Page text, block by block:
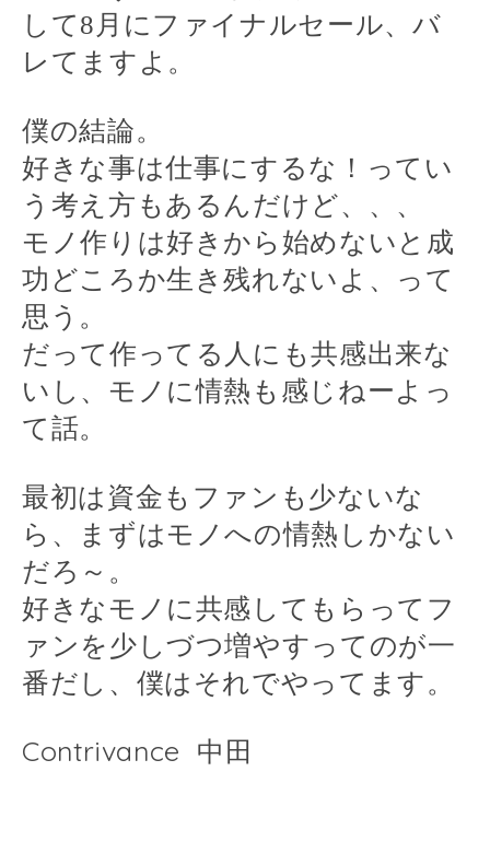
して8 月にファイナルセール、バ
レてますよ。
僕の結論。
好きな事は仕事にするな！ってい
う考え方もあるんだけど、、、
モノ作りは好きから始めないと成
功どころか生き残れないよ、って
思う。
だって作ってる人にも共感出来な
いし、モノに情熱も感じねーよっ
て話。
最初は資金もファンも少ないな
ら、まずはモノへの情熱しかない
だろ～。
好きなモノに共感してもらってフ
ァンを少しづつ増やすってのが一
番だし、僕はそれでやってます。
Contrivance 中田